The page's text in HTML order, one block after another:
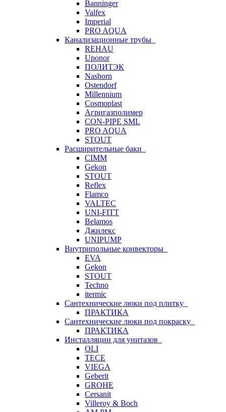
Banninger
Valfex
Imperial
PRO AQUA
Канализационные трубы
REHAU
Uponor
ПОЛИТЭК
Nashorn
Ostendorf
Millennium
Cosmoplast
Агригазполимер
CON-PIPE SML
PRO AQUA
STOUT
Расширительные баки
CIMM
Gekon
STOUT
Reflex
Flamco
VALTEC
UNI-FITT
Belamos
Джилекс
UNIPUMP
Внутрипольные конвекторы
EVA
Gekon
STOUT
Techno
itermic
Сантехнические люки под плитку
ПРАКТИКА
Сантехнические люки под покраску
ПРАКТИКА
Инсталляции для унитазов
OLI
TECE
VIEGA
Geberit
GROHE
Cersanit
Villeroy & Boch